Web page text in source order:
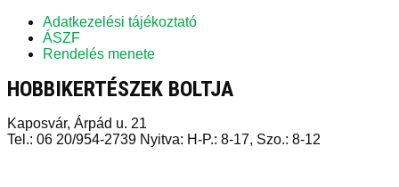
Adatkezelési tájékoztató
ÁSZF
Rendelés menete
HOBBIKERTÉSZEK BOLTJA
Kaposvár, Árpád u. 21
Tel.: 06 20/954-2739 Nyitva: H-P.: 8-17, Szo.: 8-12